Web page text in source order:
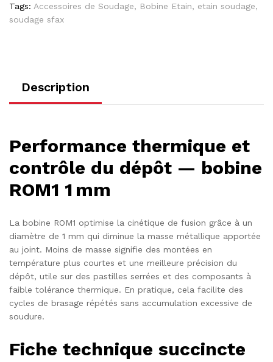
Tags: Accessoires de Soudage, Bobine Etain, etain soudage,
soudage sfax
Description
Performance thermique et
contrôle du dépôt — bobine
ROM1 1 mm
La bobine ROM1 optimise la cinétique de fusion grâce à un
diamètre de 1 mm qui diminue la masse métallique apportée
au joint. Moins de masse signifie des montées en
température plus courtes et une meilleure précision du
dépôt, utile sur des pastilles serrées et des composants à
faible tolérance thermique. En pratique, cela facilite des
cycles de brasage répétés sans accumulation excessive de
soudure.
Fiche technique succincte